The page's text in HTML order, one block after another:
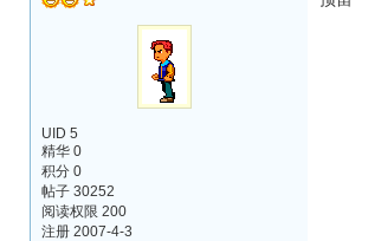
UID 5
精华 0
积分 0
帖子 30252
阅读权限 200
注册 2007-4-3